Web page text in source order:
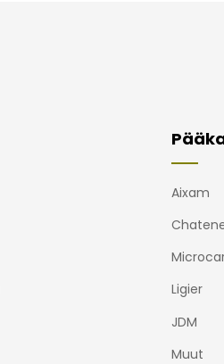
Aixam
Ligier
JDM
Muut